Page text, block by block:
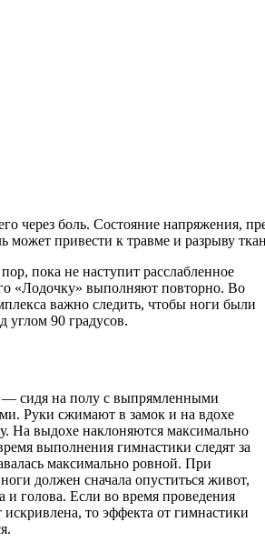
через боль. Состояние напряжения,
может привести к травме и разрыву
пока не наступит расслабленное
«Лодочку» выполняют повторно. Во
важно следить, чтобы ноги были
углом 90 градусов.
сидя на полу с выпрямленными
Руки сжимают в замок и на вдохе
На выдохе наклоняются максимально
выполнения гимнастики следят за
максимально ровной. При
должен сначала опуститься живот,
и голова. Если во время проведения
искривлена, то эффекта от гимнастики